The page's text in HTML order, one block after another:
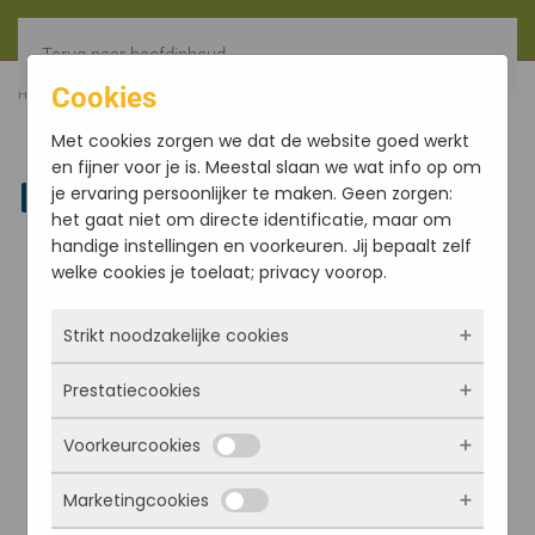
Terug naar hoofdinhoud
HOME FILTER
Linkedin
Cookies
Met cookies zorgen we dat de website goed werkt
en fijner voor je is. Meestal slaan we wat info op om
je ervaring persoonlijker te maken. Geen zorgen:
het gaat niet om directe identificatie, maar om
handige instellingen en voorkeuren. Jij bepaalt zelf
welke cookies je toelaat; privacy voorop.
Strikt noodzakelijke cookies
Deze cookies zorgen ervoor dat de website
überhaupt werkt. Ze zijn dus altijd actief en
kunnen niet worden uitgezet. Meestal worden
ze alleen geplaatst als jij iets doet, zoals
inloggen, een formulier invullen of je
Prestatiecookies
Met deze cookies zien we hoe vaak onze site
bezocht wordt, waar bezoekers vandaan
komen en welke pagina’s populair zijn. Zo
Voorkeurcookies
Deze cookies onthouden jouw voorkeuren.
Marketingcookies